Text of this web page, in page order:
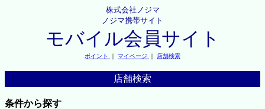
株式会社ノジマ
ノジマ携帯サイト
モバイル会員サイト
ポイント ｜ マイページ ｜ 店舗検索
店舗検索
条件から探す